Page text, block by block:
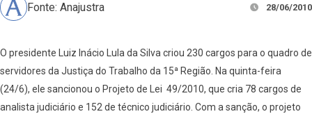
Fonte: Anajustra 28/06/2010
O presidente Luiz Inácio Lula da Silva criou 230 cargos para o quadro de
servidores da Justiça do Trabalho da 15ª Região. Na quinta-feira
(24/6), ele sancionou o Projeto de Lei 49/2010, que cria 78 cargos de
analista judiciário e 152 de técnico judiciário. Com a sanção, o projeto